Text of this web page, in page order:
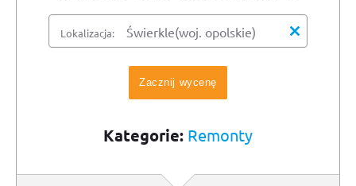
Lokalizacja:
Zacznij wycenę
Kategorie: Remonty